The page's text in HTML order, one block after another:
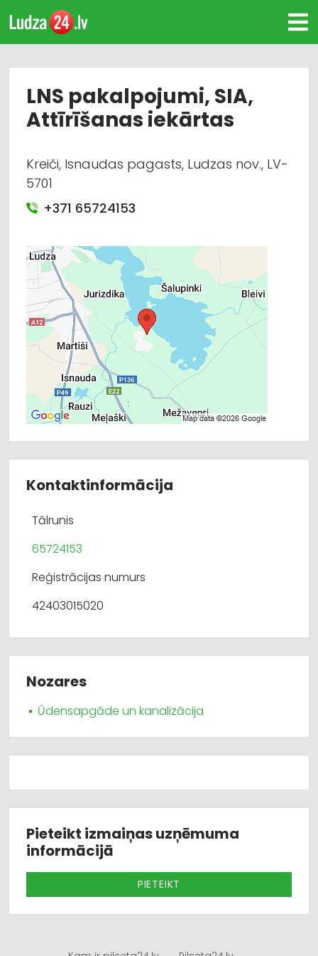
LNS pakalpojumi, SIA,
Attīrīšanas iekārtas
Kreiči, Isnaudas pagasts, Ludzas nov., LV-
5701
+371 65724153
Kontaktinformācija
Tālrunis
65724153
Reģistrācijas numurs
42403015020
Nozares
Ūdensapgāde un kanalizācija
Pieteikt izmaiņas uzņēmuma
informācijā
PIETEIKT